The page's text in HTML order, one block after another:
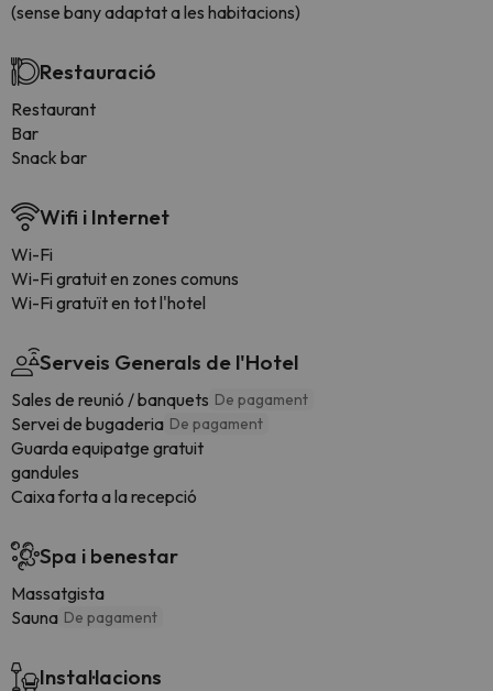
(sense bany adaptat a les habitacions)
Restauració
Restaurant
Bar
Snack bar
Wifi i Internet
Wi-Fi
Wi-Fi gratuit en zones comuns
Wi-Fi gratuït en tot l'hotel
Serveis Generals de l'Hotel
Sales de reunió / banquets De pagament
Servei de bugaderia De pagament
Guarda equipatge gratuit
gandules
Caixa forta a la recepció
Spa i benestar
Massatgista
Sauna De pagament
Instal·lacions